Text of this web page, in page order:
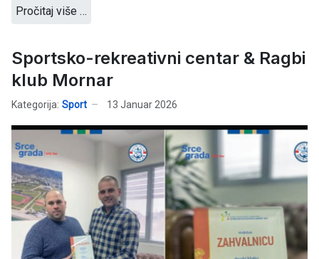
Pročitaj više …
Sportsko-rekreativni centar & Ragbi
klub Mornar
Kategorija: Sport 13 Januar 2026